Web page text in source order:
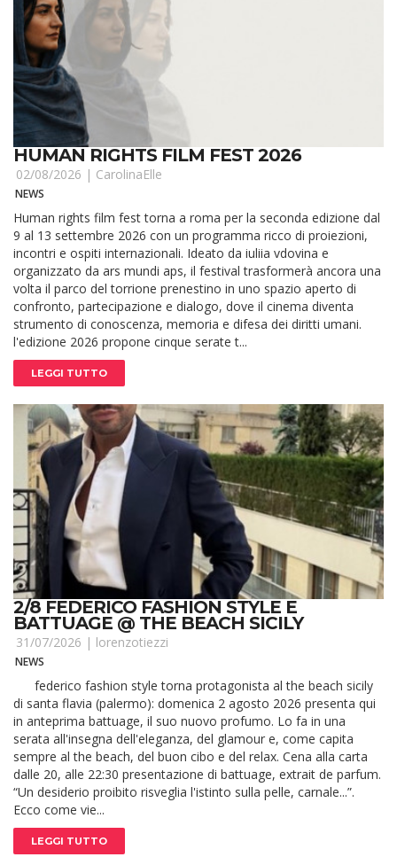
HUMAN RIGHTS FILM FEST 2026
02/08/2026 | CarolinaElle
NEWS
Human rights film fest torna a roma per la seconda edizione dal
9 al 13 settembre 2026 con un programma ricco di proiezioni,
incontri e ospiti internazionali. Ideato da iuliia vdovina e
organizzato da ars mundi aps, il festival trasformerà ancora una
volta il parco del torrione prenestino in uno spazio aperto di
confronto, partecipazione e dialogo, dove il cinema diventa
strumento di conoscenza, memoria e difesa dei diritti umani.
l'edizione 2026 propone cinque serate t...
LEGGI TUTTO
2/8 FEDERICO FASHION STYLE E
BATTUAGE @ THE BEACH SICILY
31/07/2026 | lorenzotiezzi
NEWS
federico fashion style torna protagonista al the beach sicily
di santa flavia (palermo): domenica 2 agosto 2026 presenta qui
in anteprima battuage, il suo nuovo profumo. Lo fa in una
serata all'insegna dell'eleganza, del glamour e, come capita
sempre al the beach, del buon cibo e del relax. Cena alla carta
dalle 20, alle 22:30 presentazione di battuage, extrait de parfum.
“Un desiderio proibito risveglia l'istinto sulla pelle, carnale...”.
Ecco come vie...
LEGGI TUTTO